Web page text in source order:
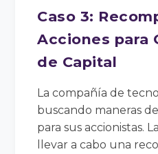
Caso 3:
Acciones para
de Capital
La compañía de
buscando maneras
para sus accionistas.
llevar a cabo una